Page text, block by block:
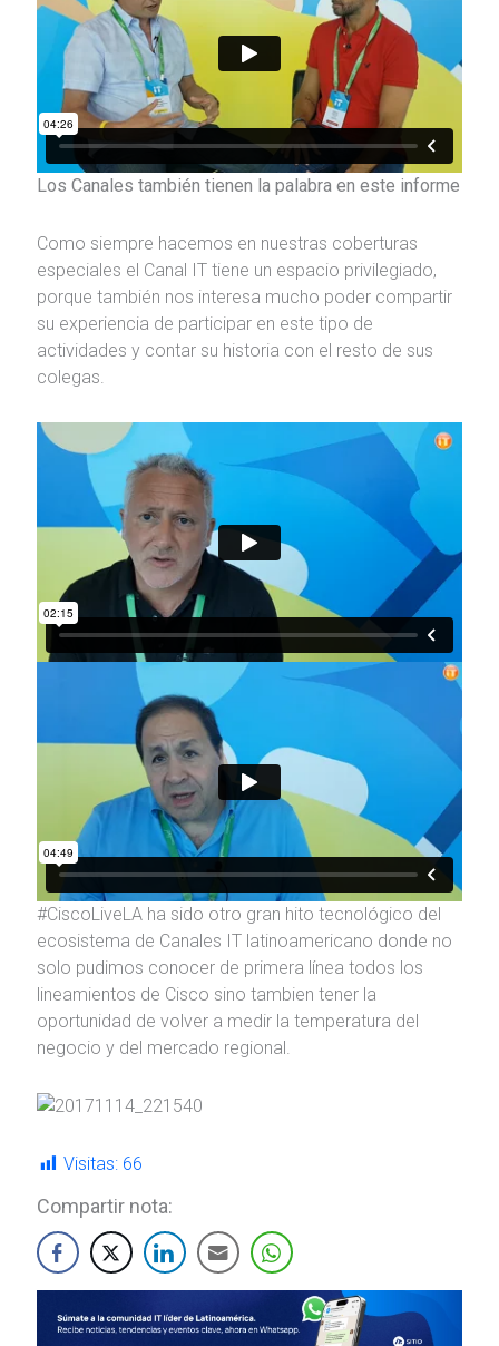
Los Canales también tienen la palabra en este informe
Como siempre hacemos en nuestras coberturas
especiales el Canal IT tiene un espacio privilegiado,
porque también nos interesa mucho poder compartir
su experiencia de participar en este tipo de
actividades y contar su historia con el resto de sus
colegas.
#CiscoLiveLA ha sido otro gran hito tecnológico del
ecosistema de Canales IT latinoamericano donde no
solo pudimos conocer de primera línea todos los
lineamientos de Cisco sino tambien tener la
oportunidad de volver a medir la temperatura del
negocio y del mercado regional.
Visitas: 66
Compartir nota: